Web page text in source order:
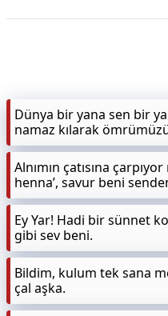
Dünya bir yana sen bir
namaz kılarak
Alnımın çatısına
henna’, savur beni
Ey Yar! Hadi bir sünnet
gibi sev beni.
Bildim, kulum tek sana
çal aşka.